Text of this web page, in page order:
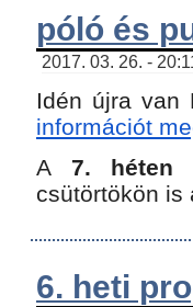
póló és
2017. 03. 26. -
Idén újra van
információt
A 7. héten
csütörtökön is
6. heti